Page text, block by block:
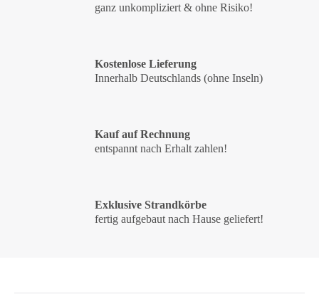
ganz unkompliziert & ohne Risiko!
Kostenlose Lieferung
Innerhalb Deutschlands (ohne Inseln)
Kauf auf Rechnung
entspannt nach Erhalt zahlen!
Exklusive Strandkörbe
fertig aufgebaut nach Hause geliefert!